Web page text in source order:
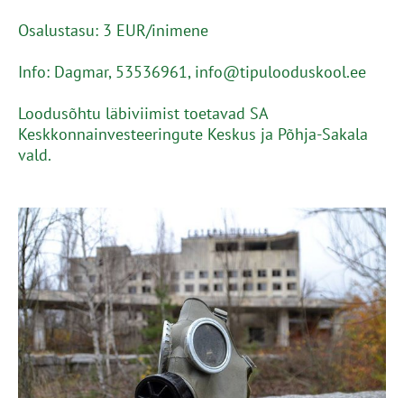
Osalustasu: 3 EUR/inimene
Info: Dagmar, 53536961, info@tipulooduskool.ee
Loodusõhtu läbiviimist toetavad SA
Keskkonnainvesteeringute Keskus ja Põhja-Sakala
vald.